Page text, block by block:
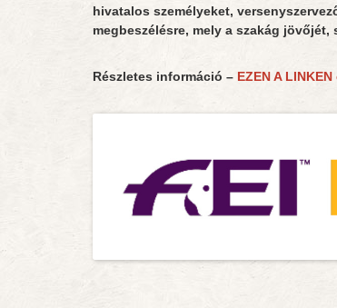
hivatalos személyeket,
megbeszélésre, mely a szakág
Részletes információ – EZEN A